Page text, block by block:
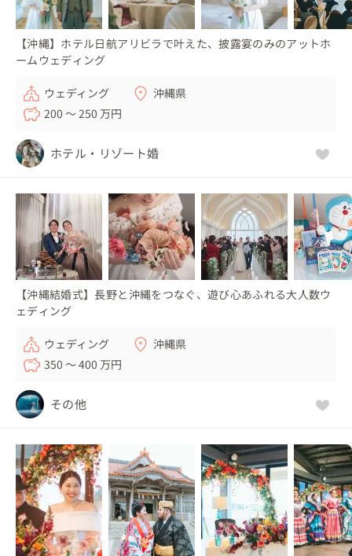
【沖縄】ホテル日航アリビラで叶えた、披露宴のみのアットホ
ームウェディング
ウェディング
沖縄県
200 〜 250 万円
ホテル・リゾート婚
【沖縄結婚式】長野と沖縄をつなぐ、遊び心あふれる大人数ウ
ェディング
ウェディング
沖縄県
350 〜 400 万円
その他